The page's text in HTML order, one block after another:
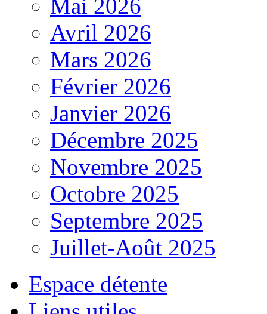
Mai 2026
Avril 2026
Mars 2026
Février 2026
Janvier 2026
Décembre 2025
Novembre 2025
Octobre 2025
Septembre 2025
Juillet-Août 2025
Espace détente